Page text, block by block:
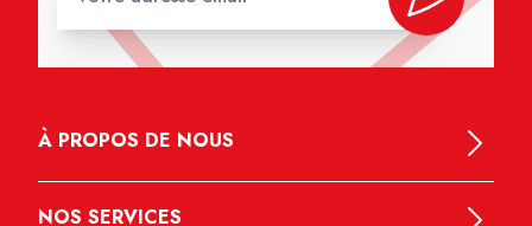
À PROPOS DE NOUS
NOS SERVICES